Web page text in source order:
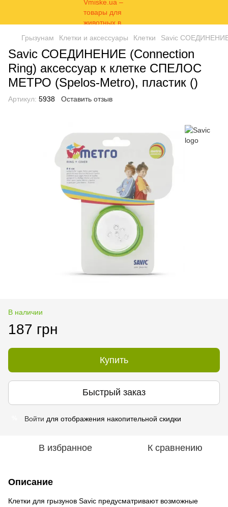
Грызунам Клетки и аксессуары Клетки Savic СОЕДИНЕНИЕ
Savic СОЕДИНЕНИЕ (Connection
Ring) аксессуар к клетке СПЕЛОС
МЕТРО (Spelos-Metro), пластик ()
Артикул: 5938 Оставить отзыв
В наличии
187 грн
Купить
Быстрый заказ
Войти для отображения накопительной скидки
В избранное К сравнению
Описание
Клетки для грызунов Savic предусматривают возможные